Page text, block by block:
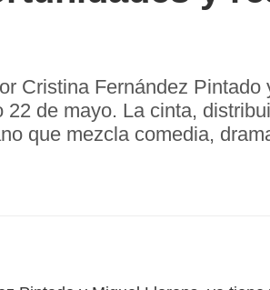
Cristina Fernández
de mayo. La cinta,
que mezcla comedia,